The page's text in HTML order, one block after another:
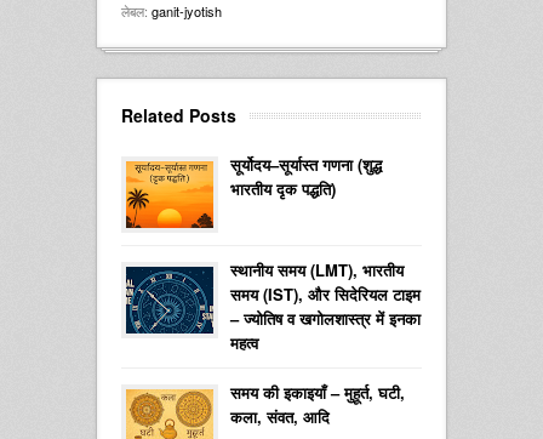
लेबल: ganit-jyotish
Related Posts
सूर्योदय–सूर्यास्त गणना (शुद्ध
भारतीय दृक पद्धति)
स्थानीय समय (LMT), भारतीय
समय (IST), और सिदेरियल टाइम
– ज्योतिष व खगोलशास्त्र में इनका
महत्व
समय की इकाइयाँ – मुहूर्त, घटी,
कला, संवत, आदि